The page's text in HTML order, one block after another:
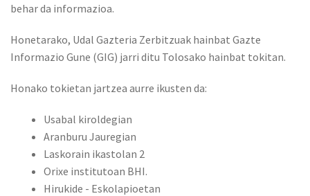
behar da informazioa.
Honetarako, Udal Gazteria Zerbitzuak hainbat Gazte
Informazio Gune (GIG) jarri ditu Tolosako hainbat tokitan.
Honako tokietan jartzea aurre ikusten da:
Usabal kiroldegian
Aranburu Jauregian
Laskorain ikastolan 2
Orixe institutoan BHI.
Hirukide - Eskolapioetan